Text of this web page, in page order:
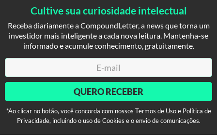
Cultive sua curiosidade intelectual
Receba diariamente a CompoundLetter, a news que torna um
investidor mais inteligente a cada nova leitura. Mantenha-se
informado e acumule conhecimento, gratuitamente.
QUERO RECEBER
*Ao clicar no botão, você concorda com nossos Termos de Uso e Política de
Privacidade, incluindo o uso de Cookies e o envio de comunicações.